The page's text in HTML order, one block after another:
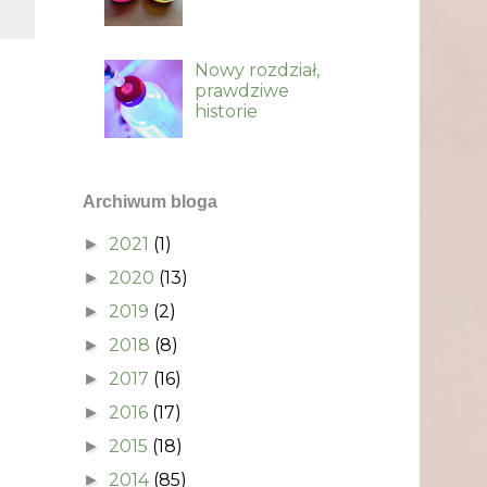
Nowy rozdział,
prawdziwe
historie
Archiwum bloga
► 2021 (1)
► 2020 (13)
► 2019 (2)
► 2018 (8)
► 2017 (16)
► 2016 (17)
► 2015 (18)
► 2014 (85)